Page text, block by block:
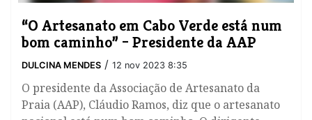
“O Artesanato em Cabo Verde está num
bom caminho” – Presidente da AAP
DULCINA MENDES / 12 nov 2023 8:35
O presidente da Associação de Artesanato da
Praia (AAP), Cláudio Ramos, diz que o artesanato